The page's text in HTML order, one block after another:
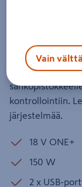
Pieni ja kevyt
USB-porttia ja
kontrollointiin.
järjestelmää.
18 V ONE+
150 W
2 x USB-
Vain